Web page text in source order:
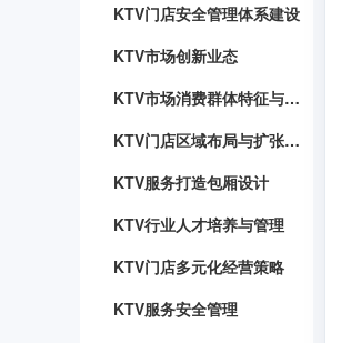
KTV门店安全管理体系建设
KTV市场创新业态
KTV市场消费群体特征与行为分析
KTV门店区域布局与扩张战略
KTV服务打造包厢设计
KTV行业人才培养与管理
KTV门店多元化经营策略
KTV服务安全管理